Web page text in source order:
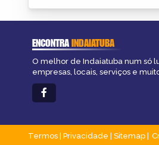
ENCONTRAINDAIATUBA
O melhor de Indaiatuba num só
empresas, locais, serviços e
Termos Privacidade Sitemap